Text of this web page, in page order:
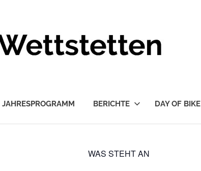
JAHRESPROGRAMM BERICHTE DAY OF BIKE
WAS STEHT AN